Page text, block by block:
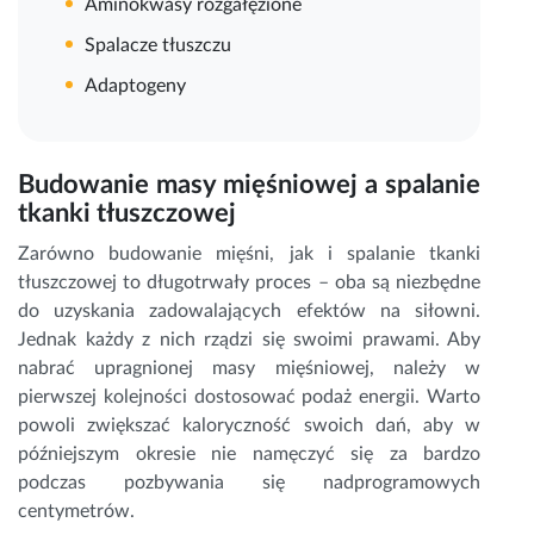
Aminokwasy rozgałęzione
Spalacze tłuszczu
Adaptogeny
Budowanie masy mięśniowej a spalanie
tkanki tłuszczowej
Zarówno budowanie mięśni, jak i spalanie tkanki
tłuszczowej to długotrwały proces – oba są niezbędne
do uzyskania zadowalających efektów na siłowni.
Jednak każdy z nich rządzi się swoimi prawami. Aby
nabrać upragnionej masy mięśniowej, należy w
pierwszej kolejności dostosować podaż energii. Warto
powoli zwiększać kaloryczność swoich dań, aby w
późniejszym okresie nie namęczyć się za bardzo
podczas pozbywania się nadprogramowych
centymetrów.